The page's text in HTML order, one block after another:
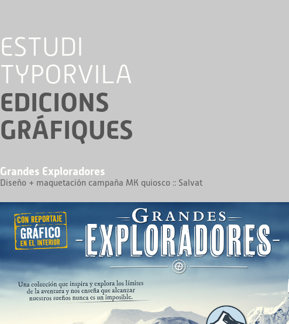
ESTUDI
TYPORVILA
EDICIONS
GRÁFIQUES
Grandes Exploradores
Diseño + maquetación campaña MK quiosco :: Salvat